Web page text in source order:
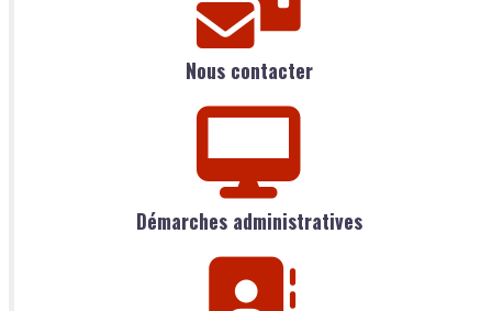
Nous contacter
Démarches administratives